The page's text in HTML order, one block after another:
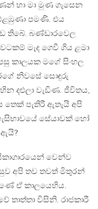
හා මා මුණ ගැසෙන
පමණි. එය
තිබේ. බණ්ඩාරවෙල
මැද ගෙවී ගිය ළමා
කාලයක මගේ සිංහල
නිවසේ සොඳුරු
දළුලා වැඩිණ. ජීවිතය,
පැතිරී ඇතැයි අපි
සේයාවක් හෝ
වෙන්ව
අපි තව තවත් මිතුරන්
ඒ කාලයෙහිය.
තාත්තා විසිනි. රාජකාරී